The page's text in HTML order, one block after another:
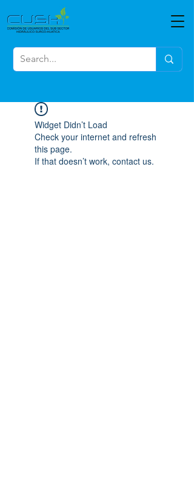
Widget Didn’t Load
Check your internet and refresh
this page.
If that doesn’t work, contact us.